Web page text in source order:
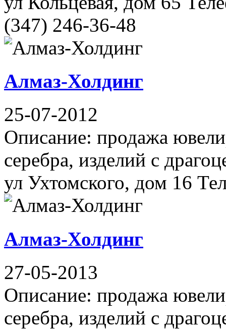
(347) 246-36-48
Алмаз-Холдинг
25-07-2012
Описание: продажа
серебра, изделий с
ул Ухтомского, дом 16
Алмаз-Холдинг
27-05-2013
Описание: продажа
серебра, изделий с